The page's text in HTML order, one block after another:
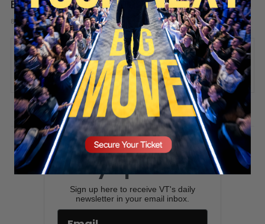
El Error de Rodearte de Personas Negativas
8 hours ago Add comment Valuetainment Media
ADD COMMENT
You must belogged in to post a comment.
Stay updated!
Sign up here to receive VT's daily
newsletter in your email inbox.
SECURE YOUR SEAT